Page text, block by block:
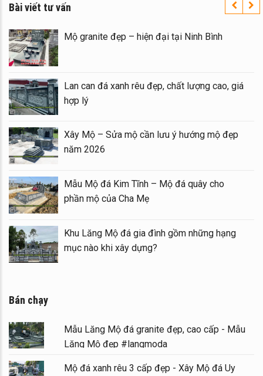
Bài viết tư vấn
– Đá
đá
Mộ granite đẹp – hiện đại tại Ninh Bình
Lan can đá xanh rêu đẹp, chất lượng cao,
Xây Mộ – Sửa mộ cần lưu ý hướng mộ
năm 2026
Mẫu Mộ đá Kim Tĩnh – Mộ đá quây cho
phần mộ của Cha Mẹ
Khu Lăng Mộ đá gia đình gồm những
mục nào khi xây dựng?
Bán chạy
Mẫu Lăng Mộ đá granite đẹp, cao cấp - Mẫu
Lăng Mộ đẹp #langmoda
Mộ đá xanh rêu 3 cấp đẹp - Xây Mộ đá Uy